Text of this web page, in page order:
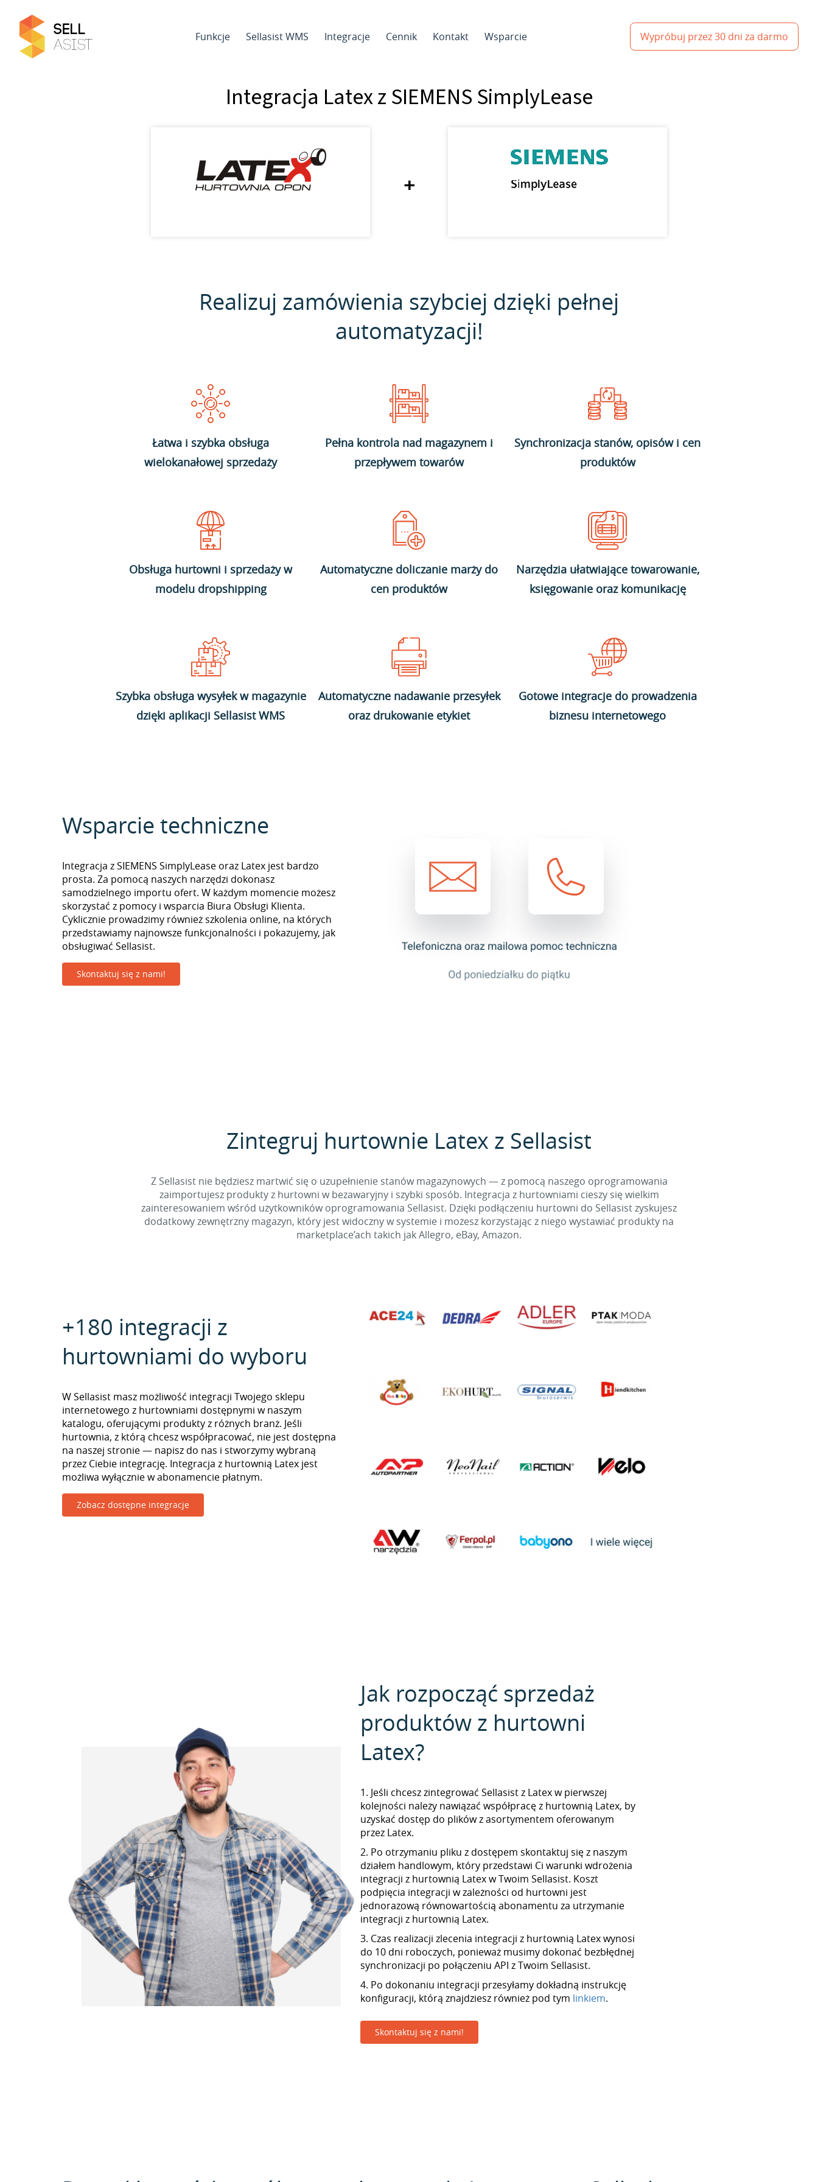
Funkcje Sellasist WMS Integracje Cennik Kontakt Wsparcie Wypróbuj przez 30 dni za darmo
Integracja Latex z SIEMENS SimplyLease
+
Realizuj zamówienia szybciej dzięki pełnej
automatyzacji!
Łatwa i szybka obsługa
wielokanałowej sprzedaży
Pełna kontrola nad magazynem i
przepływem towarów
Synchronizacja stanów, opisów i cen
produktów
Obsługa hurtowni i sprzedaży w
modelu dropshipping
Automatyczne doliczanie marży do
cen produktów
Narzędzia ułatwiające towarowanie,
księgowanie oraz komunikację
Szybka obsługa wysyłek w magazynie
dzięki aplikacji Sellasist WMS
Automatyczne nadawanie przesyłek
oraz drukowanie etykiet
Gotowe integracje do prowadzenia
biznesu internetowego
Wsparcie techniczne
Integracja z SIEMENS SimplyLease oraz Latex jest bardzo
prosta. Za pomocą naszych narzędzi dokonasz
samodzielnego importu ofert. W każdym momencie możesz
skorzystać z pomocy i wsparcia Biura Obsługi Klienta.
Cyklicznie prowadzimy również szkolenia online, na których
przedstawiamy najnowsze funkcjonalności i pokazujemy, jak
obsługiwać Sellasist.
Skontaktuj się z nami!
Zintegruj hurtownie Latex z Sellasist
Z Sellasist nie będziesz martwić się o uzupełnienie stanów magazynowych — z pomocą naszego oprogramowania
zaimportujesz produkty z hurtowni w bezawaryjny i szybki sposób. Integracja z hurtowniami cieszy się wielkim
zainteresowaniem wśród użytkowników oprogramowania Sellasist. Dzięki podłączeniu hurtowni do Sellasist zyskujesz
dodatkowy zewnętrzny magazyn, który jest widoczny w systemie i możesz korzystając z niego wystawiać produkty na
marketplace’ach takich jak Allegro, eBay, Amazon.
+180 integracji z
hurtowniami do wyboru
W Sellasist masz możliwość integracji Twojego sklepu
internetowego z hurtowniami dostępnymi w naszym
katalogu, oferującymi produkty z różnych branż. Jeśli
hurtownia, z którą chcesz współpracować, nie jest dostępna
na naszej stronie — napisz do nas i stworzymy wybraną
przez Ciebie integrację. Integracja z hurtownią Latex jest
możliwa wyłącznie w abonamencie płatnym.
Zobacz dostępne integracje
Jak rozpocząć sprzedaż
produktów z hurtowni
Latex?
1. Jeśli chcesz zintegrować Sellasist z Latex w pierwszej
kolejności należy nawiązać współpracę z hurtownią Latex, by
uzyskać dostęp do plików z asortymentem oferowanym
przez Latex.
2. Po otrzymaniu pliku z dostępem skontaktuj się z naszym
działem handlowym, który przedstawi Ci warunki wdrożenia
integracji z hurtownią Latex w Twoim Sellasist. Koszt
podpięcia integracji w zależności od hurtowni jest
jednorazową równowartością abonamentu za utrzymanie
integracji z hurtownią Latex.
3. Czas realizacji zlecenia integracji z hurtownią Latex wynosi
do 10 dni roboczych, ponieważ musimy dokonać bezbłędnej
synchronizacji po połączeniu API z Twoim Sellasist.
4. Po dokonaniu integracji przesyłamy dokładną instrukcję
konfiguracji, którą znajdziesz również pod tym linkiem.
Skontaktuj się z nami!